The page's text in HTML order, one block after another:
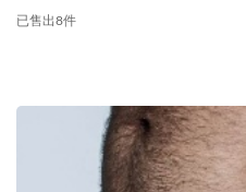
已售出8件